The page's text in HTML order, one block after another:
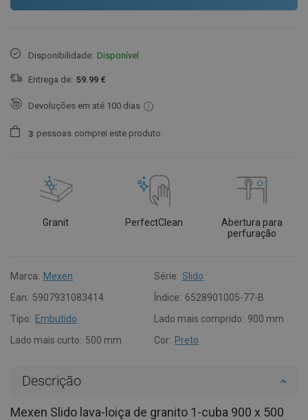
Disponibilidade: Disponível
Entrega de: 59.99 €
Devoluções em até 100 dias
3 pessoas comprei este produto.
Granit PerfectClean
Abertura para
perfuração
Marca: Mexen Série: Slido
Ean: 5907931083414 Índice: 6528901005-77-B
Tipo: Embutido Lado mais comprido: 900 mm
Lado mais curto: 500 mm Cor: Preto
Descrição
Mexen Slido lava-loiça de granito 1-cuba 900 x 500